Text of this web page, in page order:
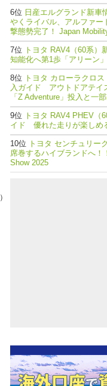
）
日産エルグランド新
やくライバル、アルファー
撃態勢完了！ Japan
トヨタ RAV4（60系
知能化へ第1歩「アリーン
トヨタ カローラクロ
入ガイド アウトドアテイ
「Z Adventure」投入と一
トヨタ RAV4 PHEV（
イド 優れた走りが楽しめ
トヨタ センチュリ
席巻するハイブランドへ
Show 2025